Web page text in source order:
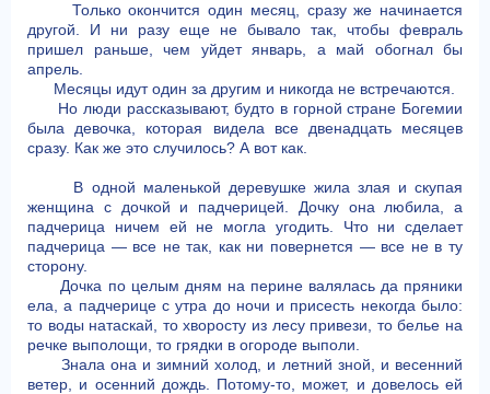
Только окончится один месяц, сразу же начинается
другой. И ни разу еще не бывало так, чтобы февраль
пришел раньше, чем уйдет январь, а май обогнал бы
апрель.
Месяцы идут один за другим и никогда не встречаются.
Но люди рассказывают, будто в горной стране Богемии
была девочка, которая видела все двенадцать месяцев
сразу. Как же это случилось? А вот как.
В одной маленькой деревушке жила злая и скупая
женщина с дочкой и падчерицей. Дочку она любила, а
падчерица ничем ей не могла угодить. Что ни сделает
падчерица — все не так, как ни повернется — все не в ту
сторону.
Дочка по целым дням на перине валялась да пряники
ела, а падчерице с утра до ночи и присесть некогда было:
то воды натаскай, то хворосту из лесу привези, то белье на
речке выполощи, то грядки в огороде выполи.
Знала она и зимний холод, и летний зной, и весенний
ветер, и осенний дождь. Потому-то, может, и довелось ей